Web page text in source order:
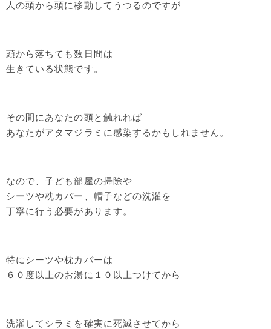
人の頭から頭に移動してうつるのですが
頭から落ちても数日間は
生きている状態です。
その間にあなたの頭と触れれば
あなたがアタマジラミに感染するかもしれません。
なので、子ども部屋の掃除や
シーツや枕カバー、帽子などの洗濯を
丁寧に行う必要があります。
特にシーツや枕カバーは
６０度以上のお湯に１０以上つけてから
洗濯してシラミを確実に死滅させてから